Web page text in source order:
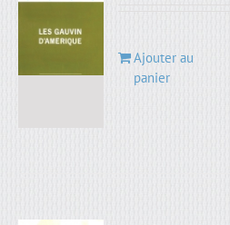
Ajouter au
panier